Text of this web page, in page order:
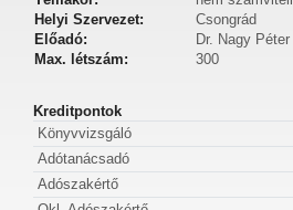
Helyi Szervezet:
Csongrád
Előadó:
Dr. Nagy Péter
Max. létszám:
300
Kreditpontok
Könyvvizsgáló
Adótanácsadó
Adószakértő